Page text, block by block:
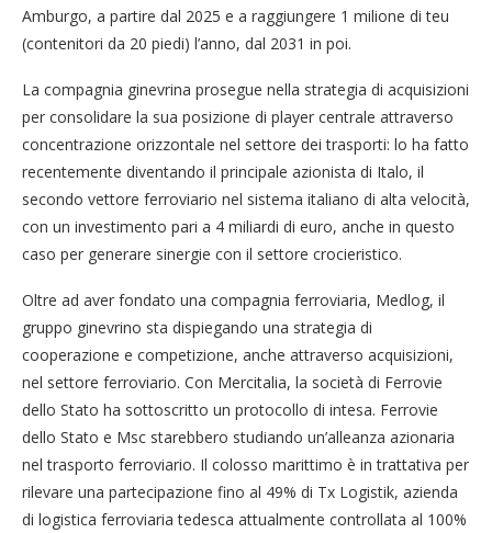
Amburgo, a partire dal 2025 e a raggiungere 1 milione di teu
(contenitori da 20 piedi) l’anno, dal 2031 in poi.
La compagnia ginevrina prosegue nella strategia di acquisizioni
per consolidare la sua posizione di player centrale attraverso
concentrazione orizzontale nel settore dei trasporti: lo ha fatto
recentemente diventando il principale azionista di Italo, il
secondo vettore ferroviario nel sistema italiano di alta velocità,
con un investimento pari a 4 miliardi di euro, anche in questo
caso per generare sinergie con il settore crocieristico.
Oltre ad aver fondato una compagnia ferroviaria, Medlog, il
gruppo ginevrino sta dispiegando una strategia di
cooperazione e competizione, anche attraverso acquisizioni,
nel settore ferroviario. Con Mercitalia, la società di Ferrovie
dello Stato ha sottoscritto un protocollo di intesa. Ferrovie
dello Stato e Msc starebbero studiando un’alleanza azionaria
nel trasporto ferroviario. Il colosso marittimo è in trattativa per
rilevare una partecipazione fino al 49% di Tx Logistik, azienda
di logistica ferroviaria tedesca attualmente controllata al 100%